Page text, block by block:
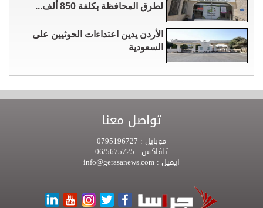
لطرق المحافظة بكلفة 850 ألف...
الأردن يدين اعتداءات الحوثيين على
السعودية
تواصل معنا
موبايل :
تلفاكس :
ايميل :